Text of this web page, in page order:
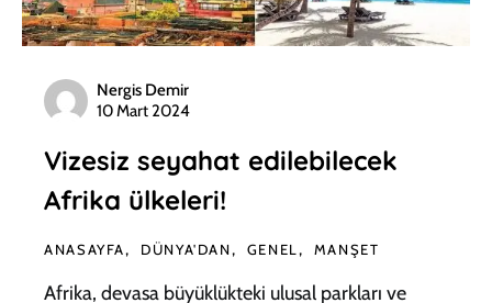
Nergis Demir
10 Mart 2024
Vizesiz seyahat edilebilecek
Afrika ülkeleri!
ANASAYFA DÜNYA'DAN GENEL MANŞET
Afrika, devasa büyüklükteki ulusal parkları ve